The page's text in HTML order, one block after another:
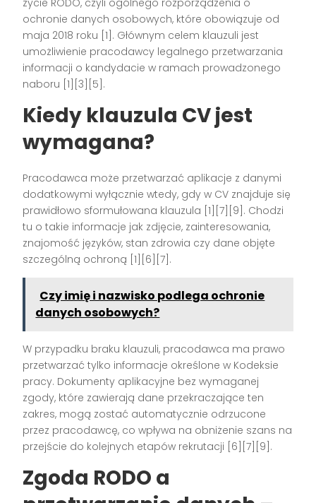
ochronie danych osobowych, które obowiązuje od
maja 2018 roku [1] . Głównym celem klauzuli jest
umożliwienie pracodawcy legalnego przetwarzania
informacji o kandydacie w ramach prowadzonego
naboru [1][3][5] .
Kiedy klauzula CV jest
wymagana?
Pracodawca może przetwarzać aplikacje z danymi
dodatkowymi wyłącznie wtedy, gdy w CV znajduje się
prawidłowo sformułowana klauzula [1][7][9] . Chodzi
tu o takie informacje jak zdjęcie, zainteresowania,
znajomość języków, stan zdrowia czy dane objęte
szczególną ochroną [1][6][7] .
Czy imię i nazwisko podlega ochronie
danych osobowych?
W przypadku braku klauzuli, pracodawca ma prawo
przetwarzać tylko informacje określone w Kodeksie
pracy. Dokumenty aplikacyjne bez wymaganej
zgody, które zawierają dane przekraczające ten
zakres, mogą zostać automatycznie odrzucone
przez pracodawcę, co wpływa na obniżenie szans na
przejście do kolejnych etapów rekrutacji [6][7][9] .
Zgoda RODO a